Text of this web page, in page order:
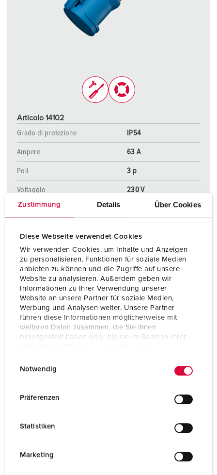
Zustimmung Details Über Cookies
Diese Webseite verwendet Cookies
Wir verwenden Cookies, um Inhalte und Anzeigen
zu personalisieren, Funktionen für soziale Medien
anbieten zu können und die Zugriffe auf unsere
Website zu analysieren. Außerdem geben wir
Informationen zu Ihrer Verwendung unserer
Website an unsere Partner für soziale Medien,
Werbung und Analysen weiter. Unsere Partner
führen diese Informationen möglicherweise mit
weiteren Daten zusammen, die Sie ihnen
bereitgestellt haben oder die sie im Rahmen Ihrer
Notwendig
Präferenzen
Statistiken
Marketing
Articolo 14102
Grado di protezione
IP54
Ampere 63 A
Poli 3 p
Voltaggio 230 V
Tecnologie di collegamento morsetti a vite
resistenti al calore
Contatti X-CONTACT®
AL PRODOTTO